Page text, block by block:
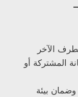
الآخر
المشتركة أو
بيئة